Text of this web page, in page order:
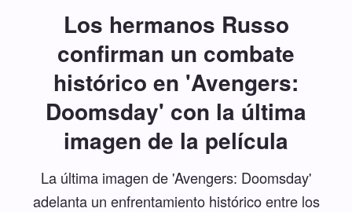
Los hermanos Russo
confirman un combate
histórico en 'Avengers:
Doomsday' con la última
imagen de la película
La última imagen de 'Avengers: Doomsday'
adelanta un enfrentamiento histórico entre los